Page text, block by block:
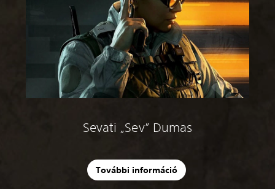
Sevati „Sev” Dumas
További információ